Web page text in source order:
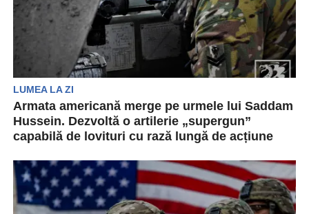
LUMEA LA ZI
Armata americană merge pe urmele lui Saddam
Hussein. Dezvoltă o artilerie „supergun”
capabilă de lovituri cu rază lungă de acțiune
dezvoltare a unui nou proiectil de artilerie care
poate...